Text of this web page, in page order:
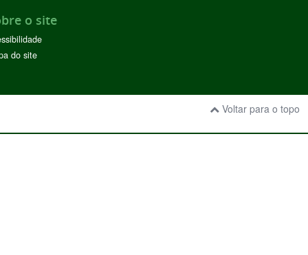
o site
do site
Voltar para o topo